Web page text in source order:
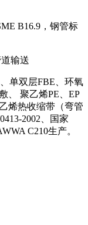
B16.9 ，钢管标
输送
、单双层FBE 、环氧
、
聚乙烯PE
EP
烯热收缩带（弯管
2002 、国家
C210生产。